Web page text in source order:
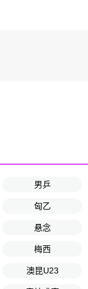
男乒
匈乙
悬念
梅西
澳昆U23